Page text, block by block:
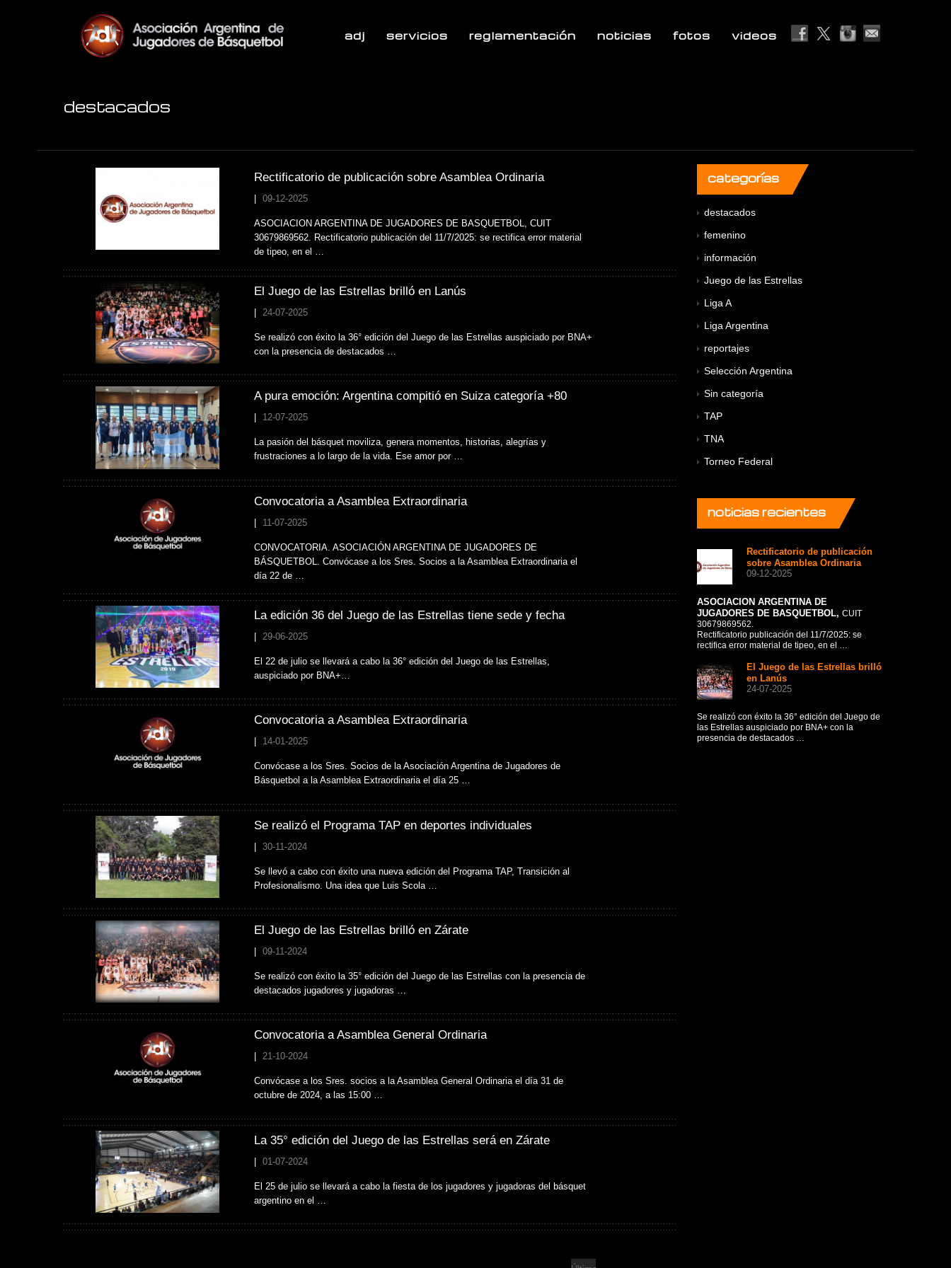
adj servicios reglamentación noticias fotos videos
destacados
Rectificatorio de publicación sobre Asamblea Ordinaria
09-12-2025
ASOCIACION ARGENTINA DE JUGADORES DE BASQUETBOL, CUIT
30679869562. Rectificatorio publicación del 11/7/2025: se rectifica error material
de tipeo, en el …
El Juego de las Estrellas brilló en Lanús
24-07-2025
Se realizó con éxito la 36° edición del Juego de las Estrellas auspiciado por BNA+
con la presencia de destacados …
A pura emoción: Argentina compitió en Suiza categoría +80
12-07-2025
La pasión del básquet moviliza, genera momentos, historias, alegrías y
frustraciones a lo largo de la vida. Ese amor por …
Convocatoria a Asamblea Extraordinaria
11-07-2025
CONVOCATORIA. ASOCIACIÓN ARGENTINA DE JUGADORES DE
BÁSQUETBOL. Convócase a los Sres. Socios a la Asamblea Extraordinaria el
día 22 de …
La edición 36 del Juego de las Estrellas tiene sede y fecha
29-06-2025
El 22 de julio se llevará a cabo la 36° edición del Juego de las Estrellas,
auspiciado por BNA+…
Convocatoria a Asamblea Extraordinaria
14-01-2025
Convócase a los Sres. Socios de la Asociación Argentina de Jugadores de
Básquetbol a la Asamblea Extraordinaria el día 25 …
Se realizó el Programa TAP en deportes individuales
| 30-11-2024
Se llevó a cabo con éxito una nueva edición del Programa TAP, Transición al
Profesionalismo. Una idea que Luis Scola …
El Juego de las Estrellas brilló en Zárate
09-11-2024
Se realizó con éxito la 35° edición del Juego de las Estrellas con la presencia de
destacados jugadores y jugadoras …
Convocatoria a Asamblea General Ordinaria
21-10-2024
Convócase a los Sres. socios a la Asamblea General Ordinaria el día 31 de
octubre de 2024, a las 15:00 …
La 35° edición del Juego de las Estrellas será en Zárate
| 01-07-2024
El 25 de julio se llevará a cabo la fiesta de los jugadores y jugadoras del básquet
argentino en el …
categorías
destacados
femenino
información
Juego de las Estrellas
Liga A
Liga Argentina
reportajes
Selección Argentina
Sin categoría
TAP
TNA
Torneo Federal
noticiasrecientes
Rectificatorio de publicación
sobre Asamblea Ordinaria
09-12-2025
ASOCIACION ARGENTINA DE
JUGADORES DE BASQUETBOL,CUIT
30679869562.
Rectificatorio publicación del 11/7/2025: se
rectifica error material de tipeo, en el …
El Juego de las Estrellas brilló
en Lanús
24-07-2025
Se realizó con éxito la 36° edición del Juego de
las Estrellas auspiciado por BNA+ con la
presencia de destacados …